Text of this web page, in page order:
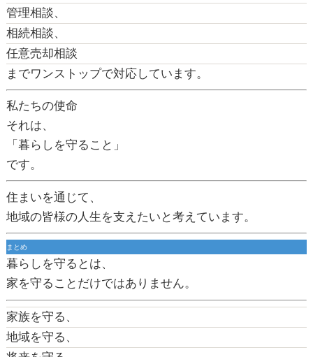
管理相談、
相続相談、
任意売却相談
までワンストップで対応しています。
私たちの使命
それは、
「暮らしを守ること」
です。
住まいを通じて、
地域の皆様の人生を支えたいと考えています。
まとめ
暮らしを守るとは、
家を守ることだけではありません。
家族を守る、
地域を守る、